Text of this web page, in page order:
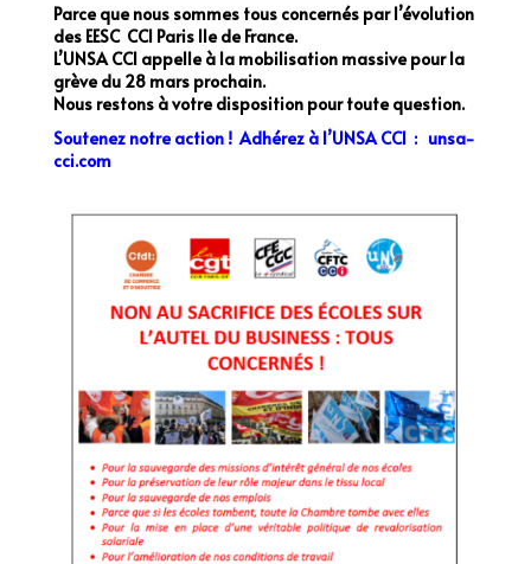
Parce que nous sommes tous concernés par l’évolution
des EESC CCI Paris Ile de France.
L’UNSA CCI appelle à la mobilisation massive pour la
grève du 28 mars prochain.
Nous restons à votre disposition pour toute question.
Soutenez notre action ! Adhérez à l’UNSA CCI: unsa-
cci.com